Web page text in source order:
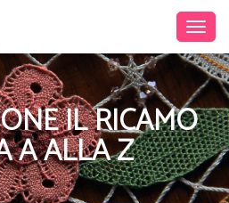
IL RICAMO
A ALLA Z